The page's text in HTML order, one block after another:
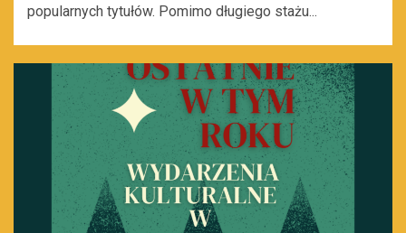
popularnych tytułów. Pomimo długiego stażu...